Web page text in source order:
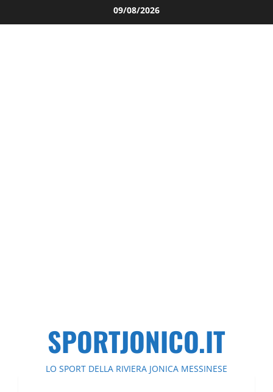
al
09/08/2026
SPORTJONICO.IT
LO SPORT DELLA RIVIERA JONICA MESSINESE